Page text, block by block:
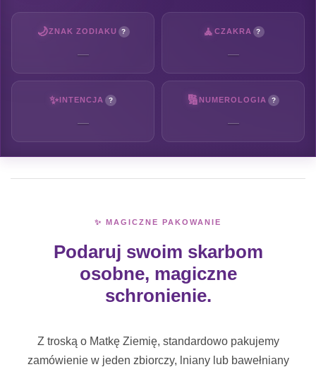
🌙ZNAK ZODIAKU ?
—
🧘 CZAKRA ?
—
✨INTENCJA ?
—
🔢NUMEROLOGIA ?
—
✨ MAGICZNE PAKOWANIE
Podaruj swoim skarbom
osobne, magiczne
schronienie.
Z troską o Matkę Ziemię, standardowo pakujemy
zamówienie w jeden zbiorczy, lniany lub bawełniany